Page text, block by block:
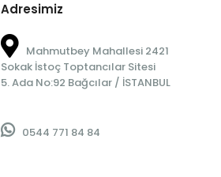
Adresimiz
Mahmutbey Mahallesi 2421
Sokak İstoç Toptancılar Sitesi
5. Ada No:92 Bağcılar / İSTANBUL
0544 771 84 84